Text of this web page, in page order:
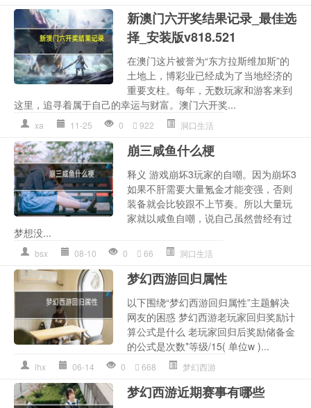
新澳门六开奖结果记录_最佳选
择_安装版v818.521
在澳门这片被誉为“东方拉斯维加斯”的
土地上，博彩业已经成为了当地经济的
重要支柱。每年，无数玩家和游客来到
这里，追寻着属于自己的幸运与财富。澳门六开奖...
xa 11-25 0 922 洞口生活
崩三咸鱼什么梗
释义 游戏崩坏3玩家的自嘲。因为崩坏3
如果不肝需要大量氪金才能变强，否则
装备就会比较跟不上节奏。所以大量玩
家就以咸鱼自嘲，说自己虽然曾经有过
梦想没...
bsx 08-10 0 66 洞口生活
梦幻西游回归属性
以下围绕“梦幻西游回归属性”主题解决
网友的困惑 梦幻西游老玩家回归奖励计
算公式是什么 老玩家回归后奖励储备金
的公式是次数*等级/15( 单位w )...
lhx 06-14 0 668 梦幻西游
梦幻西游近期赛事有哪些